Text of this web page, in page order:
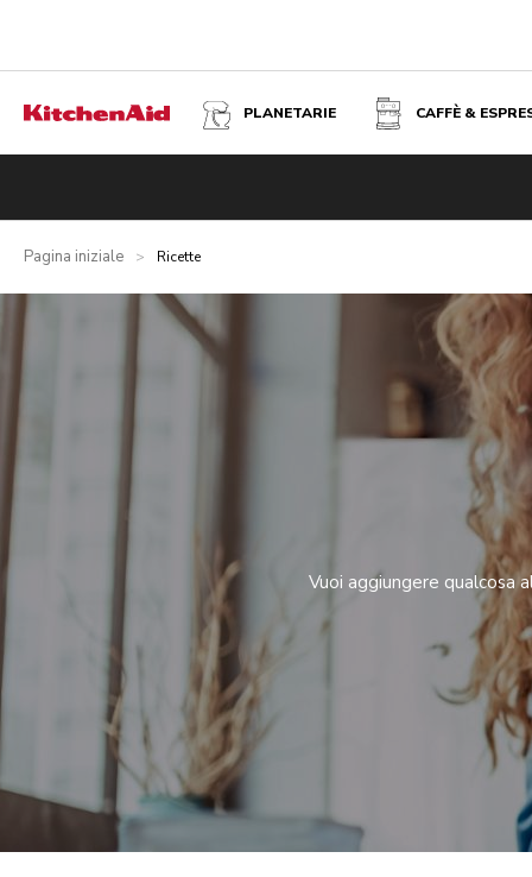
PLANETARIE CAFFÈ &
Pagina iniziale > Ricette
Vuoi aggiungere qualcosa